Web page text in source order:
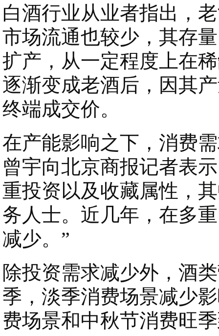
白酒行业从业者指出，
市场流通也较少，其存
扩产，从一定程度上在
逐渐变成老酒后，因其
终端成交价。
在产能影响之下，消费
曾宇向北京商报记者表
重投资以及收藏属性，
务人士。近几年，在多
减少。”
除投资需求减少外，酒
季，淡季消费场景减少
费场景和中秋节消费旺